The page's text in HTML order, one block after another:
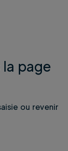
page
ou revenir